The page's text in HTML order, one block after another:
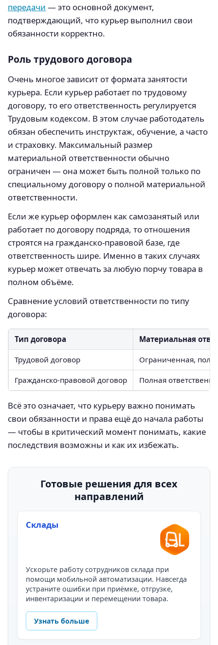
передачи — это основной документ,
подтверждающий, что курьер выполнил свои
обязанности корректно.
Роль трудового договора
Очень многое зависит от формата занятости
курьера. Если курьер работает по трудовому
договору, то его ответственность регулируется
Трудовым кодексом. В этом случае работодатель
обязан обеспечить инструктаж, обучение, а часто
и страховку. Максимальный размер
материальной ответственности обычно
ограничен — она может быть полной только по
специальному договору о полной материальной
ответственности.
Если же курьер оформлен как самозанятый или
работает по договору подряда, то отношения
строятся на гражданско-правовой базе, где
ответственность шире. Именно в таких случаях
курьер может отвечать за любую порчу товара в
полном объёме.
Сравнение условий ответственности по типу
договора:
Тип договора Материальная
Трудовой договор Ограниченная,
Гражданско-правовой договор Полная
Всё это означает, что курьеру важно понимать
свои обязанности и права ещё до начала работы
— чтобы в критический момент понимать, какие
последствия возможны и как их избежать.
Готовые решения для всех
направлений
Склады
Ускорьте работу сотрудников склада при
помощи мобильной автоматизации. Навсегда
устраните ошибки при приёмке, отгрузке,
инвентаризации и перемещении товара.
Узнать больше